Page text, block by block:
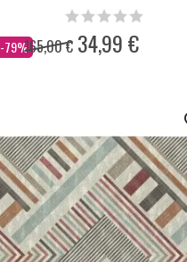
-79%
Dès 165,00 € 34,99 €